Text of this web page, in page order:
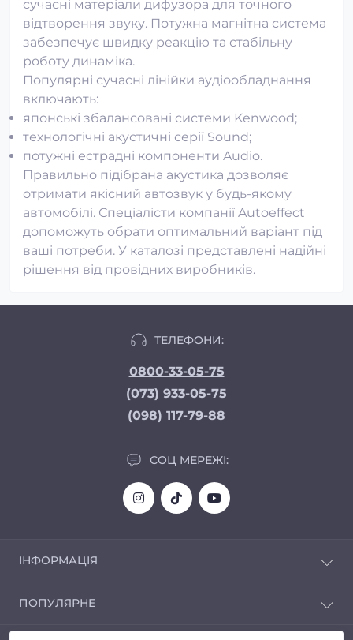
сучасні матеріали дифузора для точного
відтворення звуку. Потужна магнітна система
забезпечує швидку реакцію та стабільну
роботу динаміка.
Популярні сучасні лінійки аудіообладнання
включають:
японські збалансовані системи Kenwood;
технологічні акустичні серії Sound;
потужні естрадні компоненти Audio.
Правильно підібрана акустика дозволяє
отримати якісний автозвук у будь-якому
автомобілі. Спеціалісти компанії Autoeffect
допоможуть обрати оптимальний варіант під
ваші потреби. У каталозі представлені надійні
рішення від провідних виробників.
ТЕЛЕФОНИ:
0800-33-05-75
(073) 933-05-75
(098) 117-79-88
СОЦ МЕРЕЖІ:
ІНФОРМАЦІЯ
Про магазин
Політика конфіденційності
ПОПУЛЯРНЕ
Автозвук